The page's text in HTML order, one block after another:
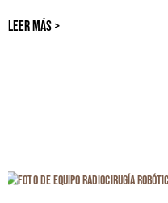
LEER MÁS >